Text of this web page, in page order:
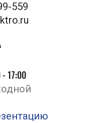
559
17:00